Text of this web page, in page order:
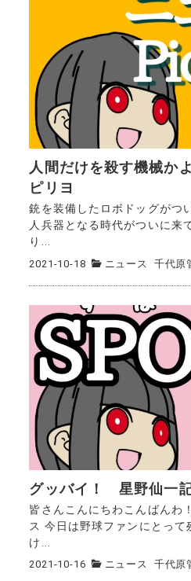
人間だけを殺す機械か
ピリヨ
銃を装備したロボドッグがつ
人兵器となる時代がついに来
り...
2021-10-18 ニュース 千代原
グッバイ！ 星野仙一
皆さんこんにちわこんばんわ
ス 今日は野球ファンにとって
け...
2021-10-16 ニュース 千代原